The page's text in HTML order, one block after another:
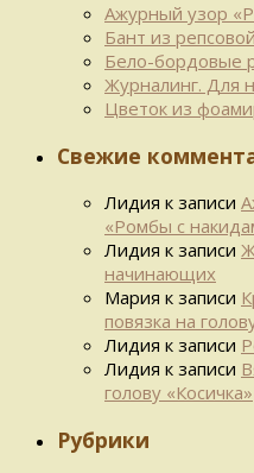
Ажурный узор
Бант из
Бело-бордовые
Журналинг. Для
Цветок из
Свежие
Лидия к записи
«Ромбы с
Лидия к записи
начинающих
Мария к записи
повязка на
Лидия к записи
Лидия к записи
голову «Косичка»
Рубрики